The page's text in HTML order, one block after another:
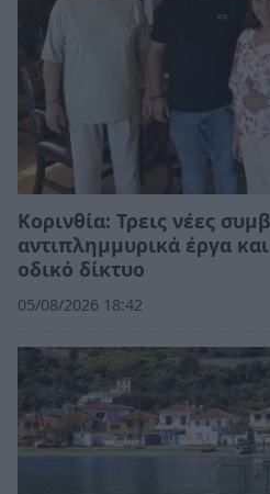
Κορινθία: Τρεις νέες
αντιπλημμυρικά έργα
οδικό δίκτυο
05/08/2026 18:42